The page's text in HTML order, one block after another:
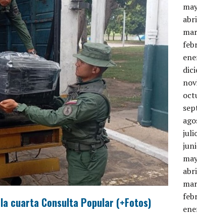
cuarta Consulta Popular (+Fotos)